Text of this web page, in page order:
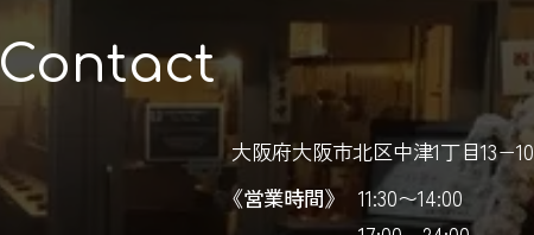
Contact
大阪府大阪市北区中津1丁目13−10
《営業時間》
11:30〜14:00